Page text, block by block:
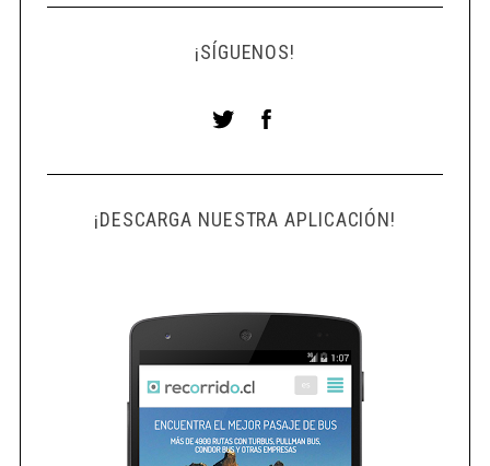
¡SÍGUENOS!
¡DESCARGA NUESTRA APLICACIÓN!